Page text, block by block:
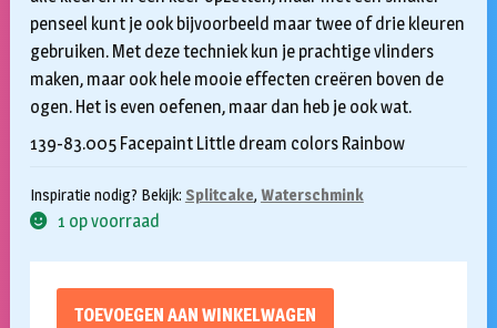
penseel kunt je ook bijvoorbeeld maar twee of drie kleuren
gebruiken. Met deze techniek kun je prachtige vlinders
maken, maar ook hele mooie effecten creëren boven de
ogen. Het is even oefenen, maar dan heb je ook wat.
139-83.005 Facepaint Little dream colors Rainbow
Inspiratie nodig? Bekijk: Splitcake, Waterschmink
1 op voorraad
TOEVOEGEN AAN WINKELWAGEN